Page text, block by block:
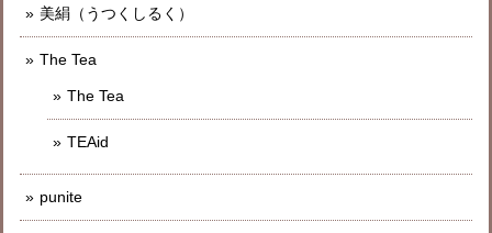
美絹（うつくしるく）
The Tea
The Tea
TEAid
punite